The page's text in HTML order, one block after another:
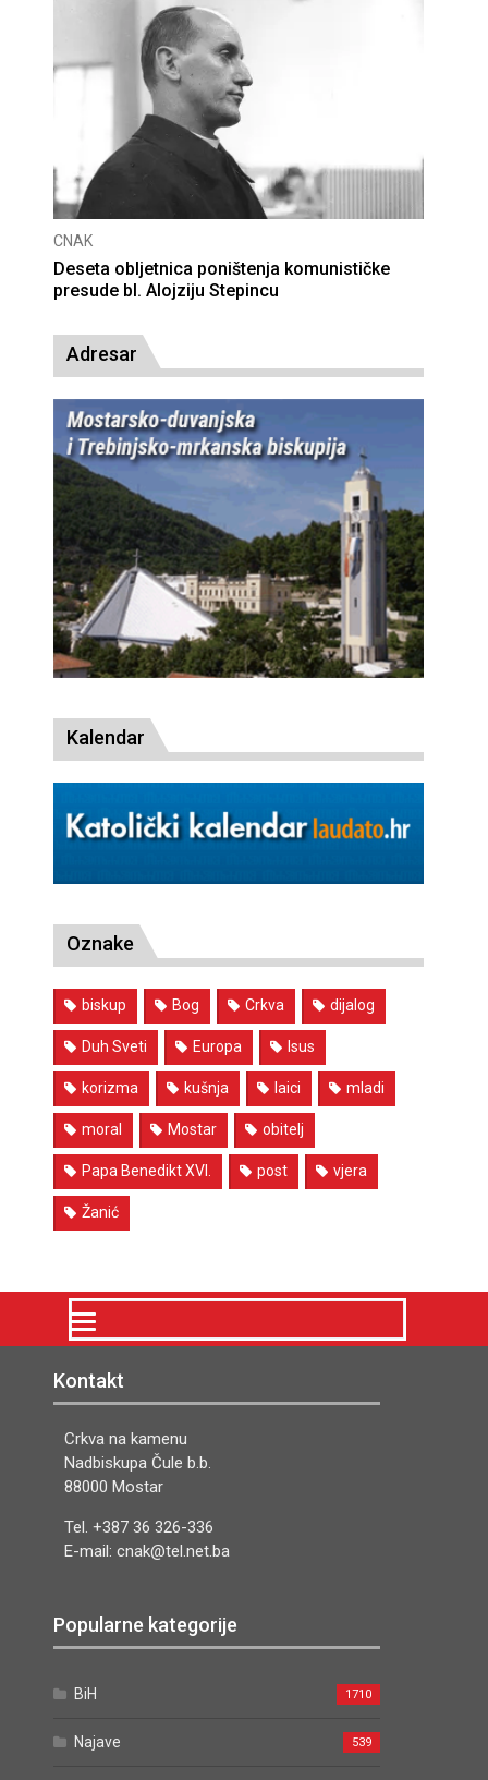
CNAK
Deseta obljetnica poništenja komunističke
presude bl. Alojziju Stepincu
Adresar
Kalendar
Oznake
biskup Bog Crkva dijalog
Duh Sveti Europa Isus
korizma kušnja laici mladi
moral Mostar obitelj
Papa Benedikt XVI. post vjera
Žanić
Kontakt
Crkva na kamenu
Nadbiskupa Čule b.b.
88000 Mostar
Tel. +387 36 326-336
E-mail: cnak@tel.net.ba
Popularne kategorije
BiH 1710
Najave 539